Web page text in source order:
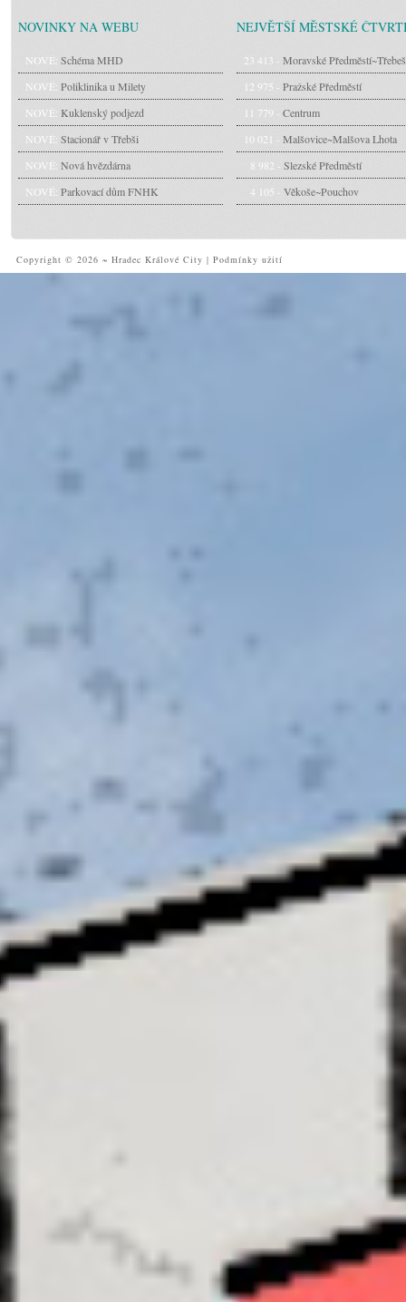
NOVINKY NA WEBU
NOVÉ: Schéma MHD
NOVÉ: Poliklinika u Milety
NOVÉ: Kuklenský podjezd
NOVÉ: Stacionář v Třebši
NOVÉ: Nová hvězdárna
NOVÉ: Parkovací dům FNHK
NEJVĚTŠÍ MĚSTSKÉ
23 413 - Moravské Předměstí~Třebeš
12 975 - Pražské Předměstí
11 779 - Centrum
10 021 - Malšovice~Malšova Lhota
8 982 - Slezské Předměstí
4 105 - Věkoše~Pouchov
Copyright © 2026 ~ Hradec Králové City | Podmínky užití